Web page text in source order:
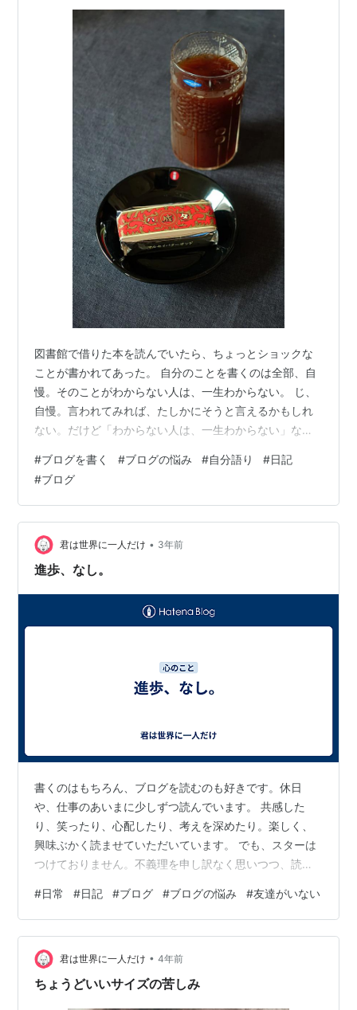
図書館で借りた本を読んでいたら、ちょっとショックな
ことが書かれてあった。 自分のことを書くのは全部、自
慢。そのことがわからない人は、一生わからない。 じ、
自慢。言われてみれば、たしかにそうと言えるかもしれ
ない。だけど「わからない人は、一生わからない」なん
してくる。わからない側にならぬよう、戒めとするため
にノートに書きつけた。 この種の言葉は、あとからじわ
じわ効いてくる。しばらくして、落ちこんだ。 ブログ
に、わたしは自分のことしか書いていない。自分以外の
ことなんて、誰にも読まれないスーパーGTだけ。残りは
ぜんぶ自分語り。考えれば考えるほど下品で、…
#ブログを書く #ブログの悩み #自分語り #日記
#ブログ
君は世界に一人だけ • 3年前
進歩、なし。
書くのはもちろん、ブログを読むのも好きです。休日
や、仕事のあいまに少しずつ読んでいます。 共感した
り、笑ったり、心配したり、考えを深めたり。楽しく、
興味ぶかく読ませていただいています。 でも、スターは
つけておりません。不義理を申し訳なく思いつつ、読ん
ーを非表示にして以降、スターをつけるのもやめまし
た。 スターをつけはじめたら、またくよくよ悩んでしま
うのが目にみえてしょうがない。そんなわけで、今はリ
アクションを止めております（そうはいっても、ブック
マークしてくださる方にはとくに、申し訳なく思ってい
#日常 #日記 #ブログ #ブログの悩み #友達がいない
君は世界に一人だけ • 4年前
ちょうどいいサイズの苦しみ